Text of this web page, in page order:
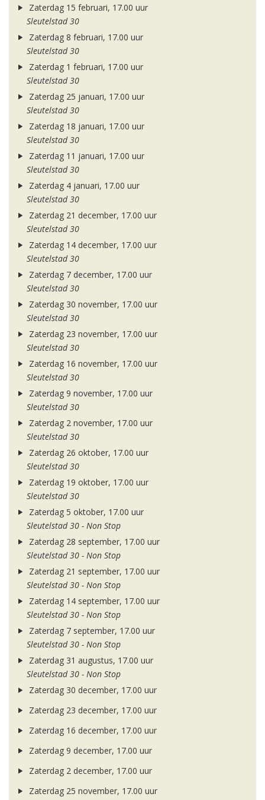
Zaterdag 15 februari, 17.00 uur
Sleutelstad 30
Zaterdag 8 februari, 17.00 uur
Sleutelstad 30
Zaterdag 1 februari, 17.00 uur
Sleutelstad 30
Zaterdag 25 januari, 17.00 uur
Sleutelstad 30
Zaterdag 18 januari, 17.00 uur
Sleutelstad 30
Zaterdag 11 januari, 17.00 uur
Sleutelstad 30
Zaterdag 4 januari, 17.00 uur
Sleutelstad 30
Zaterdag 21 december, 17.00 uur
Sleutelstad 30
Zaterdag 14 december, 17.00 uur
Sleutelstad 30
Zaterdag 7 december, 17.00 uur
Sleutelstad 30
Zaterdag 30 november, 17.00 uur
Sleutelstad 30
Zaterdag 23 november, 17.00 uur
Sleutelstad 30
Zaterdag 16 november, 17.00 uur
Sleutelstad 30
Zaterdag 9 november, 17.00 uur
Sleutelstad 30
Zaterdag 2 november, 17.00 uur
Sleutelstad 30
Zaterdag 26 oktober, 17.00 uur
Sleutelstad 30
Zaterdag 19 oktober, 17.00 uur
Sleutelstad 30
Zaterdag 5 oktober, 17.00 uur
Sleutelstad 30 - Non Stop
Zaterdag 28 september, 17.00 uur
Sleutelstad 30 - Non Stop
Zaterdag 21 september, 17.00 uur
Sleutelstad 30 - Non Stop
Zaterdag 14 september, 17.00 uur
Sleutelstad 30 - Non Stop
Zaterdag 7 september, 17.00 uur
Sleutelstad 30 - Non Stop
Zaterdag 31 augustus, 17.00 uur
Sleutelstad 30 - Non Stop
Zaterdag 30 december, 17.00 uur
Zaterdag 23 december, 17.00 uur
Zaterdag 16 december, 17.00 uur
Zaterdag 9 december, 17.00 uur
Zaterdag 2 december, 17.00 uur
Zaterdag 25 november, 17.00 uur